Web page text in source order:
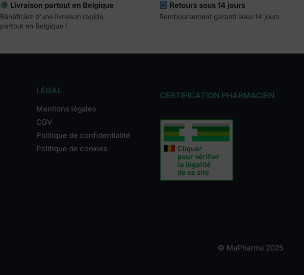
Livraison partout en Belgique
Bénéficiez d’une livraison rapide
partout en Belgique !
Retours sous 14 jours
Remboursement garanti sous 14 jours
LÉGAL
Mentions légales
CGV
Politique de confidentialité
Politique de cookies
CERTIFICATION PHARMACIEN
© MaPharma 2025